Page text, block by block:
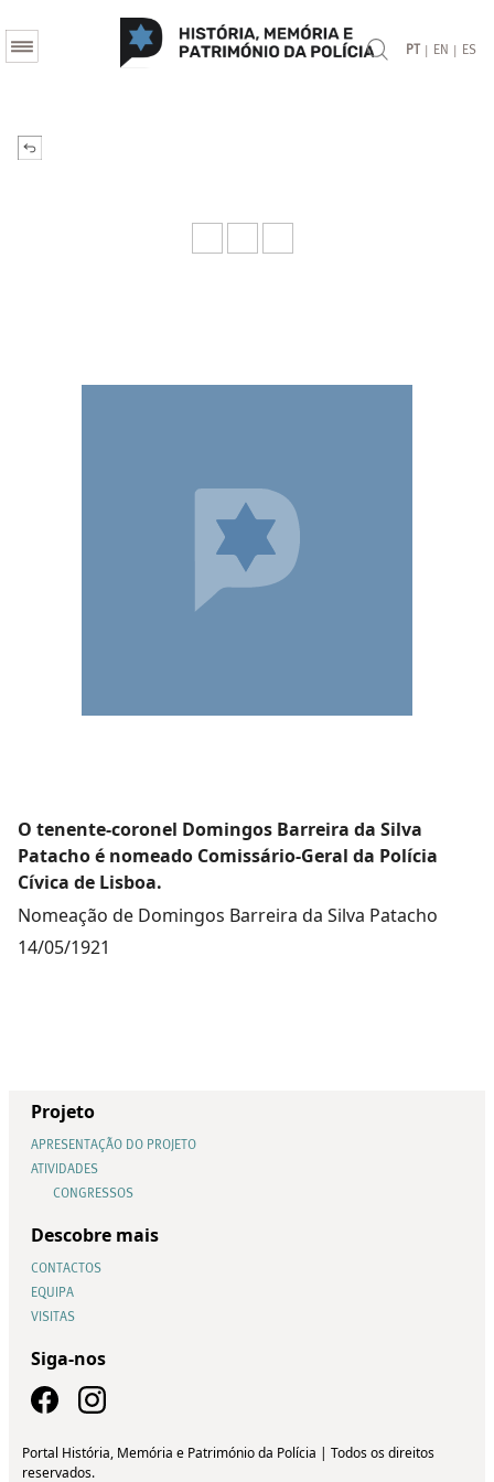
PT | EN | ES
O tenente-coronel Domingos Barreira da Silva
Patacho é nomeado Comissário-Geral da Polícia
Cívica de Lisboa.
Nomeação de Domingos Barreira da Silva Patacho
14/05/1921
Projeto
APRESENTAÇÃO DO PROJETO
ATIVIDADES
CONGRESSOS
Descobre mais
CONTACTOS
EQUIPA
VISITAS
Siga-nos
Portal História, Memória e Património da Polícia | Todos os direitos
reservados.